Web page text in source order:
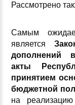
Рассмотрено
Самым
является
дополнений
акты
принятием
бюджетной
на